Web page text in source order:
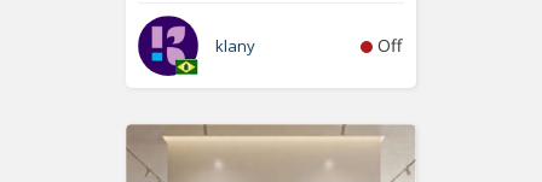
klany Off